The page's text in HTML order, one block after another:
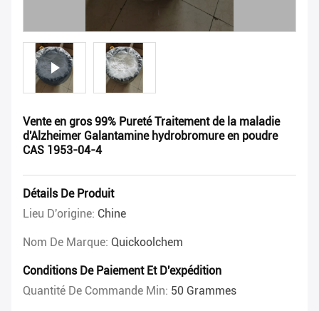
Vente en gros 99% Pureté Traitement de la maladie
d'Alzheimer Galantamine hydrobromure en poudre
CAS 1953-04-4
Détails De Produit
Lieu D'origine: Chine
Nom De Marque: Quickoolchem
Conditions De Paiement Et D'expédition
Quantité De Commande Min: 50 Grammes